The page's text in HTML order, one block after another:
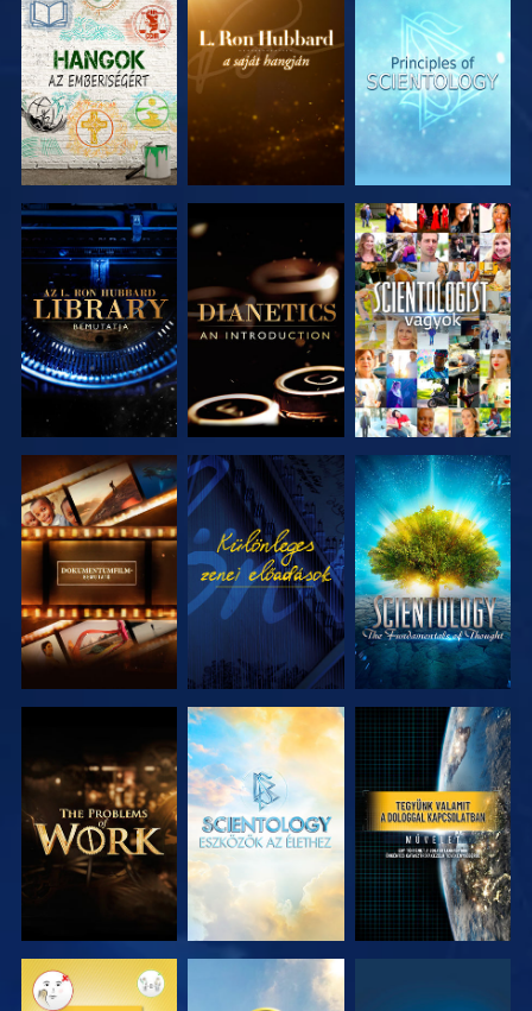
A SOROZAT
RÉSZEI
A SOROZAT
RÉSZEI
A SOROZAT
RÉSZEI
A SOROZAT
RÉSZEI
A SOROZAT
RÉSZEI
MŰSORNÉZÉS
A SOROZAT
RÉSZEI
MŰSORNÉZÉS
A SOROZAT
RÉSZEI
A SOROZAT
RÉSZEI
A SOROZAT
RÉSZEI
MŰSORNÉZÉS